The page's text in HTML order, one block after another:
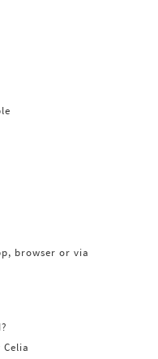
browser or via